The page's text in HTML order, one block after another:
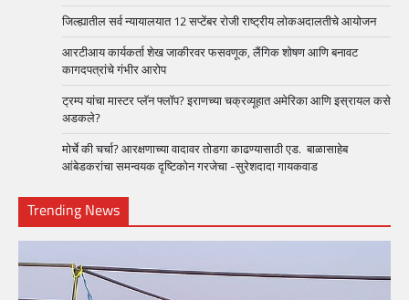
जिल्ह्यातील सर्व न्यायालयात 12 सप्टेंबर रोजी राष्ट्रीय लोकअदालतीचे आयोजन
आरटीआय कार्यकर्ता शेख जाकीरवर फसवणूक, लैंगिक शोषण आणि बनावट
कागदपत्रांचे गंभीर आरोप
ट्रम्प यांचा मास्टर प्लॅन फ्लॉप? इराणच्या चक्रव्यूहात अमेरिका आणि इस्रायल कसे
अडकले?
मोर्चे की चर्चा? आरक्षणाच्या वादावर तोडगा काढण्यासाठी एड. बाळासाहेब
आंबेडकरांचा समन्वयक दृष्टिकोन गरजेचा -सुरेशदादा गायकवाड
Trending News